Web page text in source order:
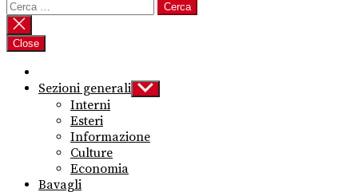
Ricerca
per:
Close
Sezioni generali Show
sub
Interni
Esteri
Informazione
Culture
Economia
Bavagli